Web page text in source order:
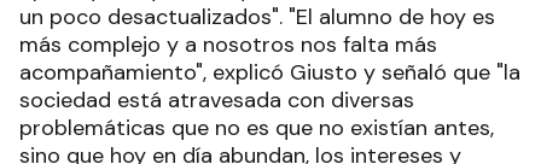
un poco desactualizados". "El alumno de hoy es
más complejo y a nosotros nos falta más
acompañamiento", explicó Giusto y señaló que "la
sociedad está atravesada con diversas
problemáticas que no es que no existían antes,
sino que hoy en día abundan, los intereses y